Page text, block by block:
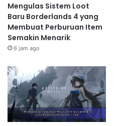
Mengulas Sistem Loot
Baru Borderlands 4 yang
Membuat Perburuan Item
Semakin Menarik
6 jam ago